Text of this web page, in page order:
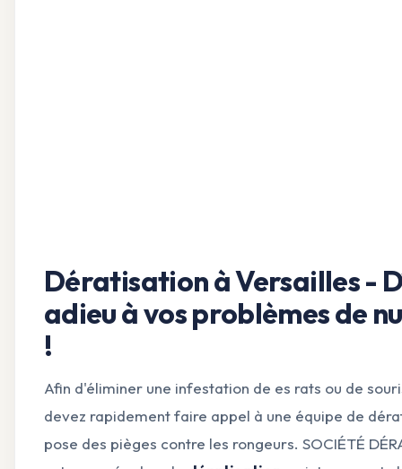
Dératisation à Versailles -
adieu à vos problèmes de
!
Afin d'éliminer une infestation de es rats ou de
devez rapidement faire appel à une équipe de
pose des pièges contre les rongeurs. SOCIÉTÉ